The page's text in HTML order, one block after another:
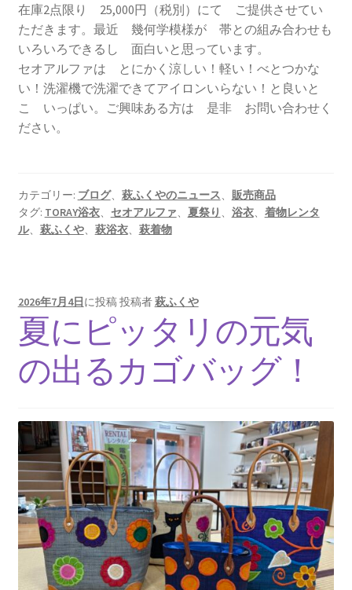
在庫2点限り 25,000円（税別）にて ご提供させてい
ただきます。最近 幾何学模様が 帯との組み合わせも
いろいろできるし 面白いと思っています。
セオアルファは とにかく涼しい！軽い！べとつかな
い！洗濯機で洗濯できてアイロンいらない！と良いと
こ いっぱい。ご興味ある方は 是非 お問い合わせく
ださい。
カテゴリー: ブログ、 萩ふくやのニュース、 販売商品
タグ: TORAY浴衣、 セオアルファ、 夏祭り 、 浴衣、 着物レンタ
ル、 萩ふくや、 萩浴衣、 萩着物
2026年7月4日に投稿投稿者萩ふくや
夏にピッタリの元気
の出るカゴバッグ！